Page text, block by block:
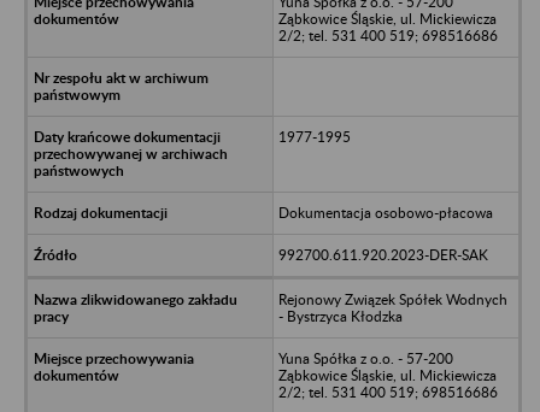
Ząbkowice Śląskie, ul. Mickiewicza
2/2; tel. 531 400 519; 698516686
1977-1995
Dokumentacja osobowo-płacowa
992700.611.920.2023-DER-SAK
Rejonowy Związek Spółek Wodnych
- Bystrzyca Kłodzka
Yuna Spółka z o.o. - 57-200
Ząbkowice Śląskie, ul. Mickiewicza
2/2; tel. 531 400 519; 698516686